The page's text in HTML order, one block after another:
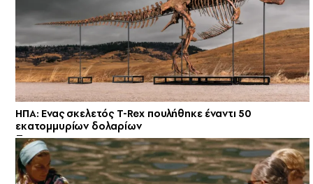
ΗΠΑ: Eνας σκελετός T-Rex πουλήθηκε έναντι 50
εκατομμυρίων δολαρίων